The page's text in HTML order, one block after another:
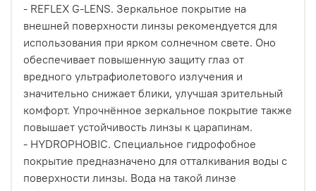
- REFLEX G-LENS. Зеркальное покрытие на
внешней поверхности линзы рекомендуется для
использования при ярком солнечном свете. Оно
обеспечивает повышенную защиту глаз от
вредного ультрафиолетового излучения и
значительно снижает блики, улучшая зрительный
комфорт. Упрочнённое зеркальное покрытие также
повышает устойчивость линзы к царапинам.
- HYDROPHOBIC. Специальное гидрофобное
покрытие предназначено для отталкивания воды с
поверхности линзы. Вода на такой линзе